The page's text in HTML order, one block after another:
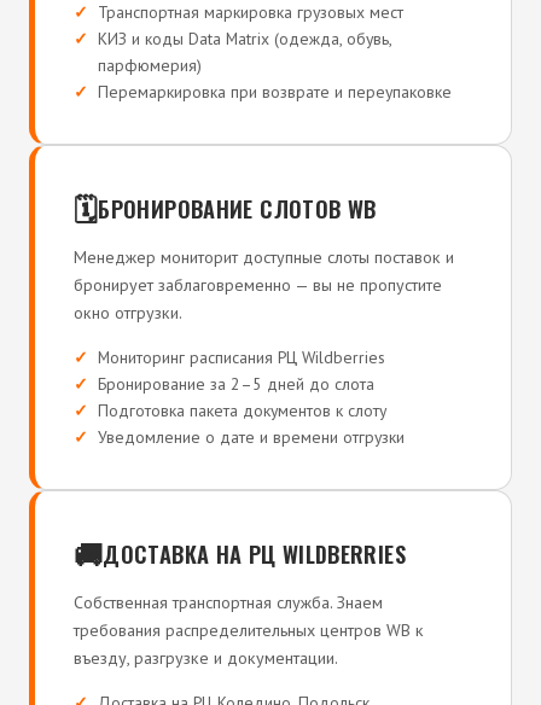
Транспортная маркировка грузовых мест
КИЗ и коды Data Matrix (одежда, обувь,
парфюмерия)
Перемаркировка при возврате и переупаковке
🗓️БРОНИРОВАНИЕ СЛОТОВ WB
Менеджер мониторит доступные слоты поставок и
бронирует заблаговременно — вы не пропустите
окно отгрузки.
Мониторинг расписания РЦ Wildberries
Бронирование за 2–5 дней до слота
Подготовка пакета документов к слоту
Уведомление о дате и времени отгрузки
🚚ДОСТАВКА НА РЦ WILDBERRIES
Собственная транспортная служба. Знаем
требования распределительных центров WB к
въезду, разгрузке и документации.